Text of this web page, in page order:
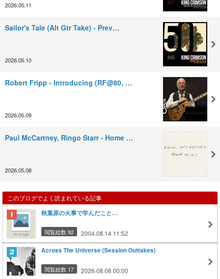
2026.05.11
Sailor's Tale (Alt Gtr Take) - Prev…
2026.05.10
Robert Fripp - Introducing (RF@80, …
2026.05.09
Paul McCartney, Ringo Starr - Home …
2026.05.08
このブログでよく読まれている記事
秋葉原の火事で学んだこと…
閲覧総数 92 2004.08.14 11:52
Across The Universe (Session Outtakes)
閲覧総数 17 2026.08.08 00:00